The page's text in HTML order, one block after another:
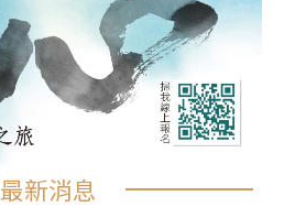
最新消息